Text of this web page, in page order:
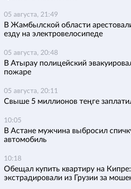
05 августа, 21:49
В Жамбылской области
езду на электровелосипеде
05 августа, 20:48
В Атырау полицейский
пожаре
05 августа, 20:11
Свыше 5 миллионов теңге
10:05
В Астане мужчина выбросил
автомобиль
10:18
Обещал купить квартиру на Кипре:
экстрадировали из Грузии за